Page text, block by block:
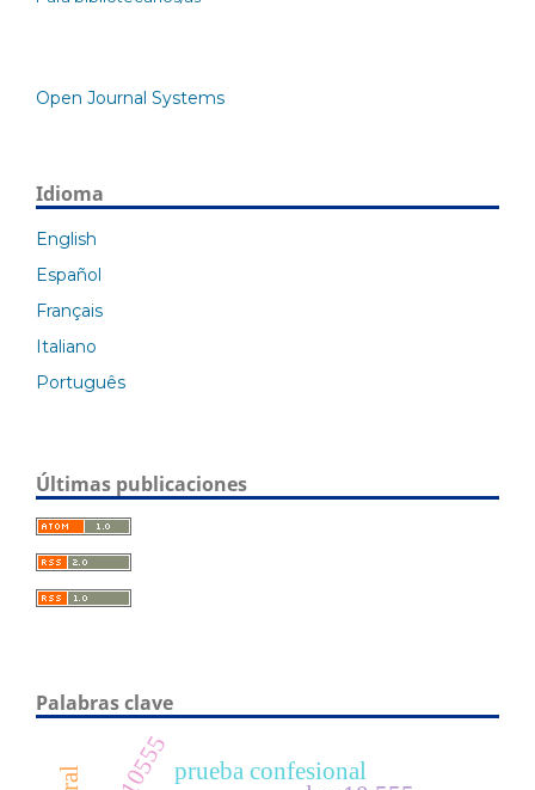
Open Journal Systems
Idioma
English
Español
Français
Italiano
Português
Últimas publicaciones
Palabras clave
prueba confesional